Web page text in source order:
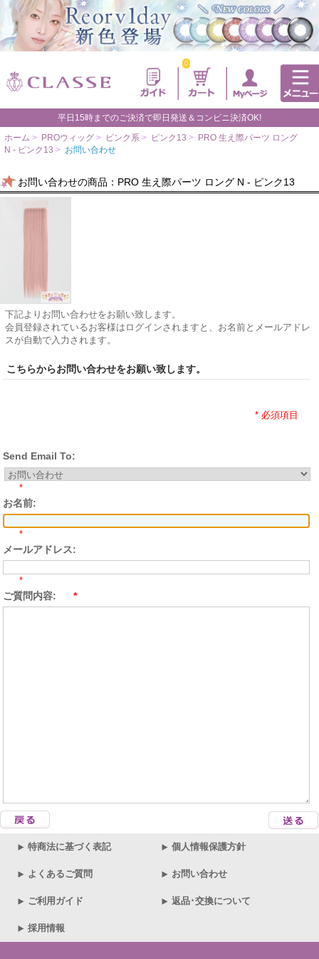
0
平日15時までのご決済で即日発送＆コンビニ決済OK!
ホーム > PROウィッグ > ピンク系 > ピンク13 > PRO 生え際パーツ ロング
N - ピンク13 > お問い合わせ
お問い合わせの商品：PRO 生え際パーツ ロング N - ピンク13
下記よりお問い合わせをお願い致します。
会員登録されているお客様はログインされますと、お名前とメールアドレ
スが自動で入力されます。
こちらからお問い合わせをお願い致します。
* 必須項目
Send Email To:
*
お名前:
*
メールアドレス:
*
ご質問内容: *
特商法に基づく表記 個人情報保護方針
よくあるご質問 お問い合わせ
ご利用ガイド 返品･交換について
採用情報